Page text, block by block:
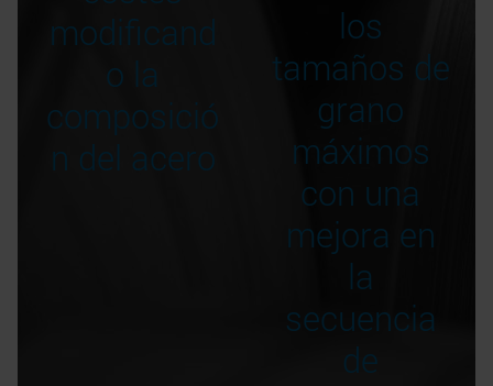
modificand
o la
composició
n del acero
los
tamaños de
grano
máximos
con una
mejora en
la
secuencia
de